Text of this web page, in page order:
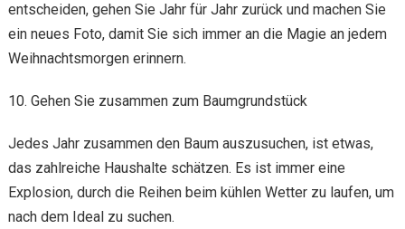
entscheiden, gehen Sie Jahr für Jahr zurück und machen Sie
ein neues Foto, damit Sie sich immer an die Magie an jedem
Weihnachtsmorgen erinnern.
10. Gehen Sie zusammen zum Baumgrundstück
Jedes Jahr zusammen den Baum auszusuchen, ist etwas,
das zahlreiche Haushalte schätzen. Es ist immer eine
Explosion, durch die Reihen beim kühlen Wetter zu laufen, um
nach dem Ideal zu suchen.